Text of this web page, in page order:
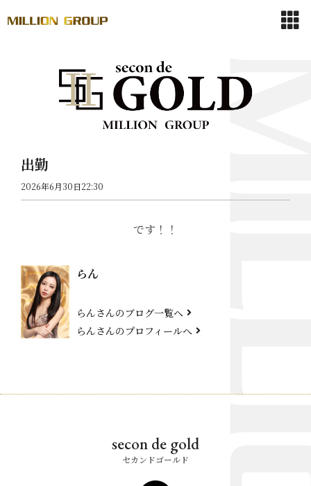
出勤
2026年6月30日22:30
です！！
らん
らんさんのブログ一覧へ
らんさんのプロフィールへ
secon de gold
セカンドゴールド